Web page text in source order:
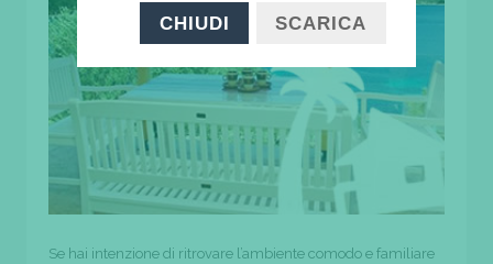
Se hai intenzione di ritrovare l’ambiente comodo e familiare
CHIUDI SCARICA